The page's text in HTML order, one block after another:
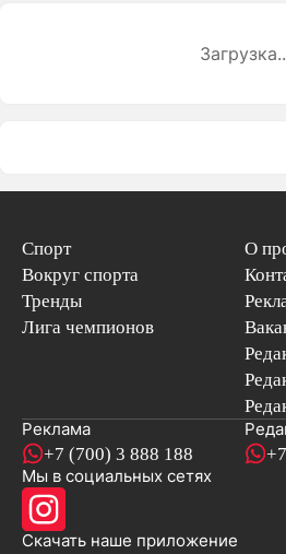
Спорт
Вокруг спорта
Тренды
Лига чемпионов
О
Реклама
+7 (700) 3 888 188
Мы в социальных сетях
Скачать наше приложение